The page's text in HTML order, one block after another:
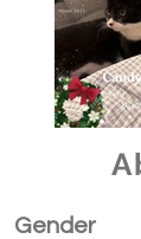
Gender